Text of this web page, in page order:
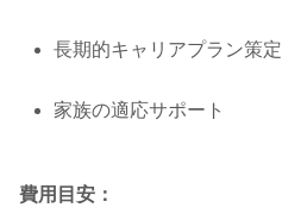
長期的キャリアプラン策定
家族の適応サポート
費用目安：